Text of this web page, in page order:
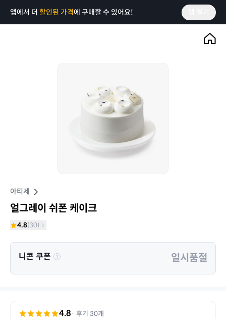
앱에서 더 할인된 가격에 구매할 수 있어요!
아티제
얼그레이 쉬폰 케이크
4.8(30)
니콘 쿠폰 일시품절
4.8· 후기 30개